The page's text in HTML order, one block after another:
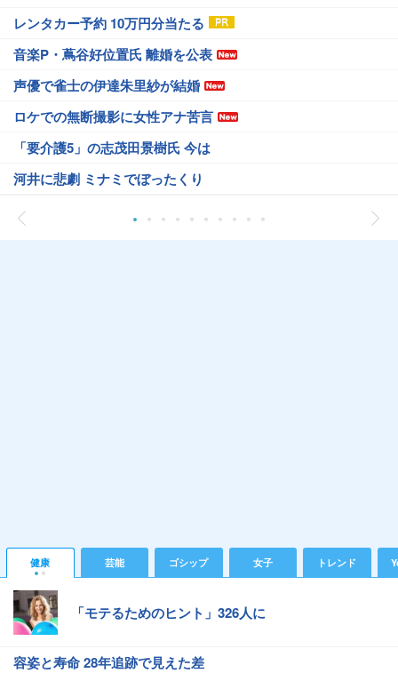
レンタカー予約 10万円分当たる
音楽P・蔦谷好位置氏 離婚を公表
声優で雀士の伊達朱里紗が結婚
ロケでの無断撮影に女性アナ苦言
「要介護5」の志茂田景樹氏 今は
河井に悲劇 ミナミでぼったくり
健康 芸能 ゴシップ 女子 トレンド
「モテるためのヒント」326人に
容姿と寿命 28年追跡で見えた差